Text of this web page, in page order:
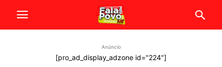
Anúncio
[pro_ad_display_adzone id="224"]